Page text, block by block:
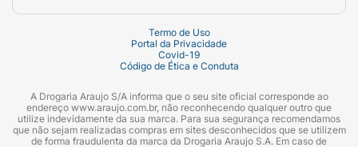
Termo de Uso
Portal da Privacidade
Covid-19
Código de Ética e Conduta
A Drogaria Araujo S/A informa que o seu site oficial corresponde ao
endereço www.araujo.com.br, não reconhecendo qualquer outro que
utilize indevidamente da sua marca. Para sua segurança recomendamos
que não sejam realizadas compras em sites desconhecidos que se utilizem
de forma fraudulenta da marca da Drogaria Araujo S.A. Em caso de